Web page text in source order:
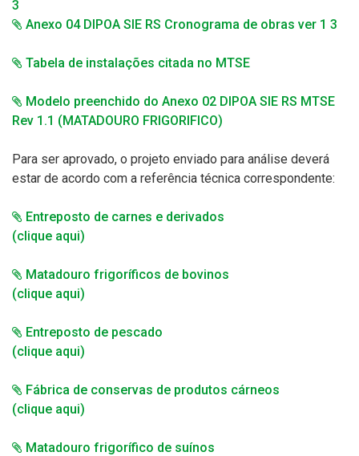
3
Anexo 04 DIPOA SIE RS Cronograma de obras ver 1 3
Tabela de instalações citada no MTSE
Modelo preenchido do Anexo 02 DIPOA SIE RS MTSE
Rev 1.1 (MATADOURO FRIGORIFICO)
Para ser aprovado, o projeto enviado para análise deverá
estar de acordo com a referência técnica correspondente:
Entreposto de carnes e derivados
(clique aqui)
Matadouro frigoríficos de bovinos
(clique aqui)
Entreposto de pescado
(clique aqui)
Fábrica de conservas de produtos cárneos
(clique aqui)
Matadouro frigorífico de suínos